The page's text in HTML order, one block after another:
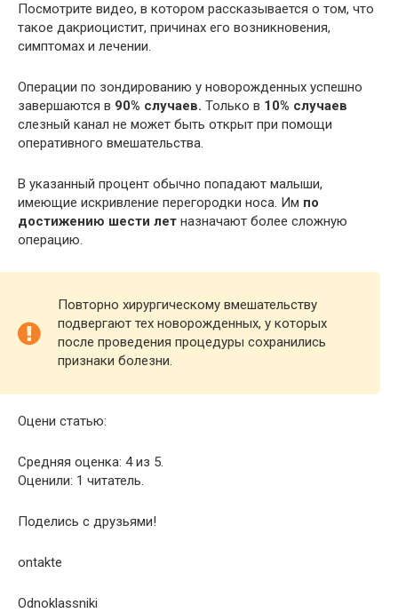
Посмотрите видео, в котором рассказывается о том, что
такое дакриоцистит, причинах его возникновения,
симптомах и лечении.
Операции по зондированию у новорожденных успешно
завершаются в 90% случаев. Только в 10% случаев
слезный канал не может быть открыт при помощи
оперативного вмешательства.
В указанный процент обычно попадают малыши,
имеющие искривление перегородки носа. Им по
достижению шести лет назначают более сложную
операцию.
Повторно хирургическому вмешательству
подвергают тех новорожденных, у которых
после проведения процедуры сохранились
признаки болезни.
Оцени статью:
Средняя оценка: 4 из 5.
Оценили: 1 читатель.
Поделись с друзьями!
ontakte
Odnoklassniki